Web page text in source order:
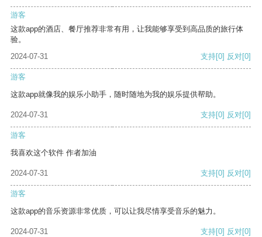
游客
这款app的酒店、餐厅推荐非常有用，让我能够享受到高品质的旅行体
验。
2024-07-31
支持[0] 反对[0]
游客
这款app就像我的娱乐小助手，随时随地为我的娱乐提供帮助。
2024-07-31 支持[0] 反对[0]
游客
我喜欢这个软件 作者加油
2024-07-31 支持[0] 反对[0]
游客
这款app的音乐资源非常优质，可以让我尽情享受音乐的魅力。
2024-07-31 支持[0] 反对[0]